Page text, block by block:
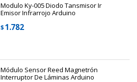
Modulo Ky-005 Diodo Tansmisor Ir
Emisor Infrarrojo Arduino
$1.782
Módulo Sensor Reed Magnetrón
Interruptor De Láminas Arduino